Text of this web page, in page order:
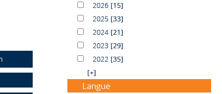
20262026 [15]
20252025 [33]
20242024 [21]
20232023 [29]
20222022 [35]
[+]
Langue